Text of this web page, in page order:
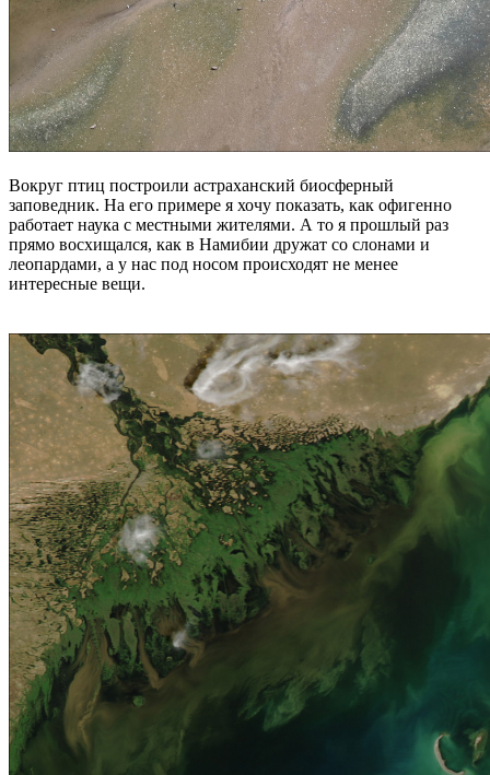
Вокруг птиц построили астраханский биосферный
заповедник. На его примере я хочу показать, как офигенно
работает наука с местными жителями. А то я прошлый раз
прямо восхищался, как в Намибии дружат со слонами и
леопардами, а у нас под носом происходят не менее
интересные вещи.